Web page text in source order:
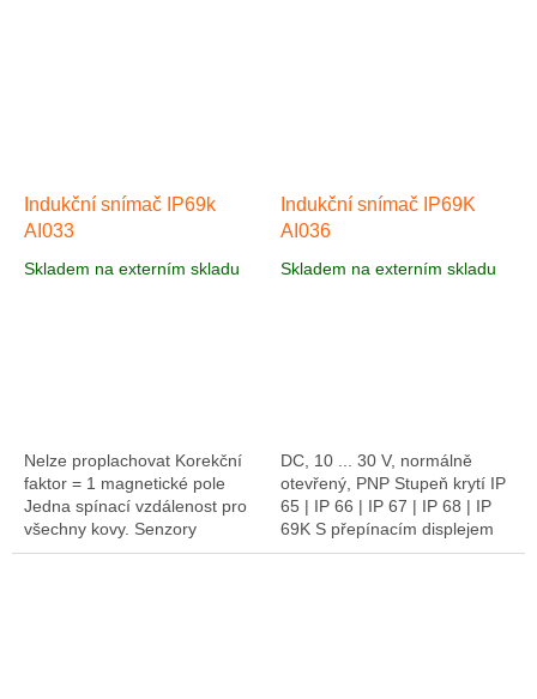
Indukční snímač IP69k
AI033
Skladem na externím skladu
Nelze proplachovat Korekční
faktor = 1 magnetické pole
Jedna spínací vzdálenost pro
všechny kovy. Senzory
indukčního faktoru jsou
Indukční snímač IP69K
AI036
Skladem na externím skladu
DC, 10 ... 30 V, normálně
otevřený, PNP Stupeň krytí IP
65 | IP 66 | IP 67 | IP 68 | IP
69K S přepínacím displejem
LED Indukční AI036 byl